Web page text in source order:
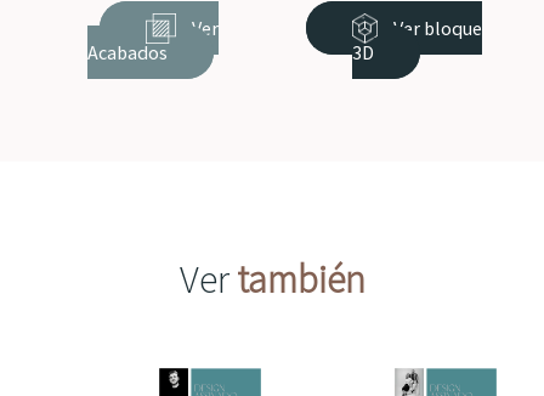
Ver
Acabados
Ver bloque
3D
Vertambién